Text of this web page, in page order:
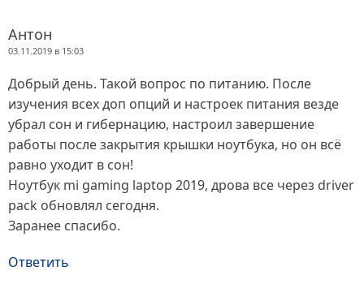
Антон
03.11.2019 в 15:03
Добрый день. Такой вопрос по питанию. После
изучения всех доп опций и настроек питания везде
убрал сон и гибернацию, настроил завершение
работы после закрытия крышки ноутбука, но он всё
равно уходит в сон!
Ноутбук mi gaming laptop 2019, дрова все через driver
pack обновлял сегодня.
Заранее спасибо.
Ответить